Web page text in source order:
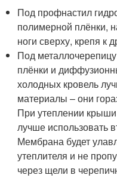
Под профнастил
полимерной плёнки,
ноги сверху, крепя к
Под
плёнки и
холодных кровель
материалы – они
При утеплении
лучше использовать
Мембрана будет
утеплителя и не
через щели в